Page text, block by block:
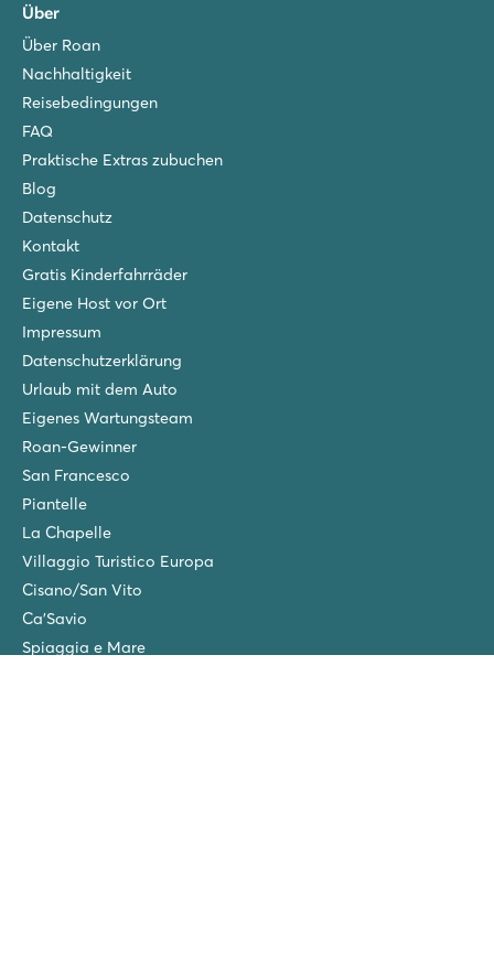
Über
Über Roan
Nachhaltigkeit
Reisebedingungen
FAQ
Praktische Extras zubuchen
Blog
Datenschutz
Kontakt
Gratis Kinderfahrräder
Eigene Host vor Ort
Impressum
Datenschutzerklärung
Urlaub mit dem Auto
Eigenes Wartungsteam
Roan-Gewinner
San Francesco
Piantelle
La Chapelle
Villaggio Turistico Europa
Cisano/San Vito
Ca'Savio
Spiaggia e Mare